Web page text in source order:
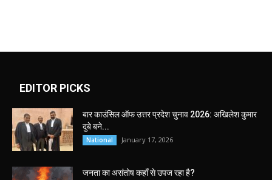
EDITOR PICKS
बार काउंसिल ऑफ उत्तर प्रदेश चुनाव 2026: अखिलेश कुमार
दुबे बने...
National January 17, 2026
जनता का असंतोष कहाँ से उपज रहा है?